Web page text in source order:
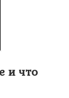
и что